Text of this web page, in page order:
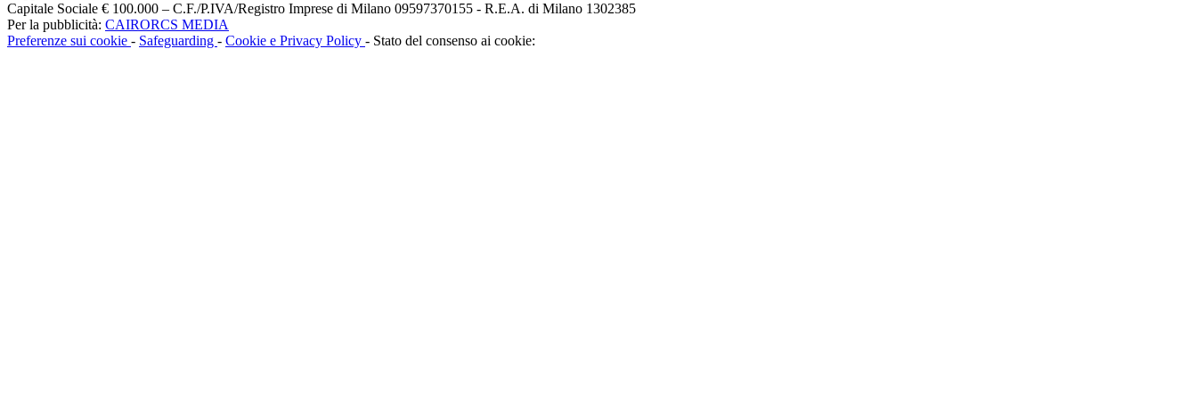
Capitale Sociale € 100.000 – C.F./P.IVA/Registro Imprese di Milano 09597370155 - R.E.A. di Milano 1302385
Per la pubblicità: CAIRORCS MEDIA
Preferenze sui cookie - Safeguarding - Cookie e Privacy Policy - Stato del consenso ai cookie: